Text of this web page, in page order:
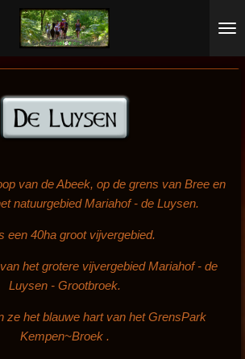
van de Abeek, op de grens van Bree en
natuurgebied Mariahof - de Luysen.
een 40ha groot vijvergebied.
het grotere vijvergebied Mariahof - de
Luysen - Grootbroek.
ze het blauwe hart van het GrensPark
Kempen~Broek .